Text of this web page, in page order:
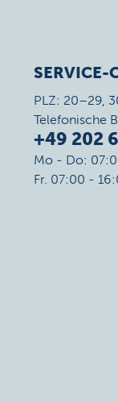
SERVICE-
PLZ: 20–29,
Telefonische
+49 202
Mo - Do:
Fr. 07:00 -